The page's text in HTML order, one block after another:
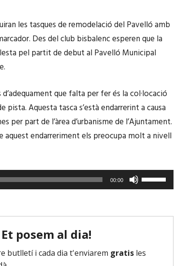
a
r
n
e
c
p
u
n
t
/
a
a
p
s
e
r
r
l
e
s
c
l
s
les tasques de remodelació del Pavelló amb
Des del club bisbalenc esperen que la
pel partit de debut al Pavelló Municipal
que falta per fer és la col·locació
pista. Aquesta tasca s’està endarrerint a causa
per part de l’àrea d’urbanisme de l’Ajuntament.
aquest endarreriment els preocupa molt a nivell
00:00
F
e
s